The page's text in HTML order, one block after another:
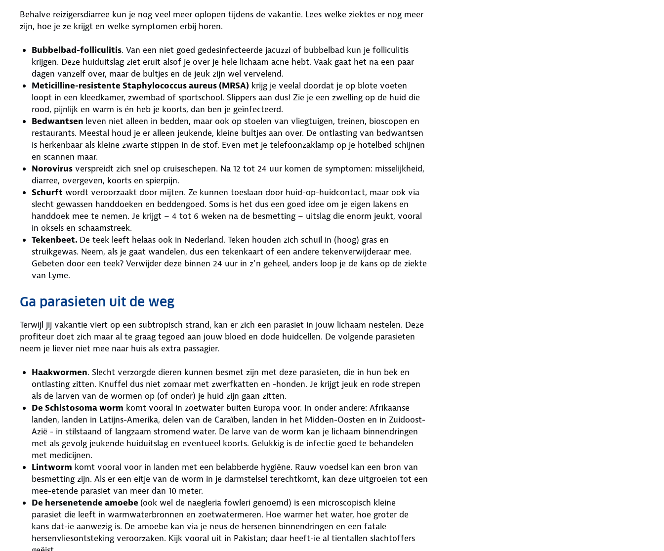
Behalve reizigersdiarree kun je nog veel meer oplopen tijdens de vakantie. Lees welke ziektes er nog meer
zijn, hoe je ze krijgt en welke symptomen erbij horen.
Bubbelbad-folliculitis. Van een niet goed gedesinfecteerde jacuzzi of bubbelbad kun je folliculitis
krijgen. Deze huiduitslag ziet eruit alsof je over je hele lichaam acne hebt. Vaak gaat het na een paar
dagen vanzelf over, maar de bultjes en de jeuk zijn wel vervelend.
Meticilline-resistente Staphylococcus aureus (MRSA) krijg je veelal doordat je op blote voeten
loopt in een kleedkamer, zwembad of sportschool. Slippers aan dus! Zie je een zwelling op de huid die
rood, pijnlijk en warm is én heb je koorts, dan ben je geïnfecteerd.
Bedwantsen leven niet alleen in bedden, maar ook op stoelen van vliegtuigen, treinen, bioscopen en
restaurants. Meestal houd je er alleen jeukende, kleine bultjes aan over. De ontlasting van bedwantsen
is herkenbaar als kleine zwarte stippen in de stof. Even met je telefoonzaklamp op je hotelbed schijnen
en scannen maar.
Norovirus verspreidt zich snel op cruiseschepen. Na 12 tot 24 uur komen de symptomen: misselijkheid,
diarree, overgeven, koorts en spierpijn.
Schurft wordt veroorzaakt door mijten. Ze kunnen toeslaan door huid-op-huidcontact, maar ook via
slecht gewassen handdoeken en beddengoed. Soms is het dus een goed idee om je eigen lakens en
handdoek mee te nemen. Je krijgt – 4 tot 6 weken na de besmetting – uitslag die enorm jeukt, vooral
in oksels en schaamstreek.
Tekenbeet. De teek leeft helaas ook in Nederland. Teken houden zich schuil in (hoog) gras en
struikgewas. Neem, als je gaat wandelen, dus een tekenkaart of een andere tekenverwijderaar mee.
Gebeten door een teek? Verwijder deze binnen 24 uur in z’n geheel, anders loop je de kans op de ziekte
van Lyme.
Ga parasieten uit de weg
Terwijl jij vakantie viert op een subtropisch strand, kan er zich een parasiet in jouw lichaam nestelen. Deze
profiteur doet zich maar al te graag tegoed aan jouw bloed en dode huidcellen. De volgende parasieten
neem je liever niet mee naar huis als extra passagier.
Haakwormen. Slecht verzorgde dieren kunnen besmet zijn met deze parasieten, die in hun bek en
ontlasting zitten. Knuffel dus niet zomaar met zwerfkatten en -honden. Je krijgt jeuk en rode strepen
als de larven van de wormen op (of onder) je huid zijn gaan zitten.
De Schistosoma worm komt vooral in zoetwater buiten Europa voor. In onder andere: Afrikaanse
landen, landen in Latijns-Amerika, delen van de Caraïben, landen in het Midden-Oosten en in Zuidoost-
Azië - in stilstaand of langzaam stromend water. De larve van de worm kan je lichaam binnendringen
met als gevolg jeukende huiduitslag en eventueel koorts. Gelukkig is de infectie goed te behandelen
met medicijnen.
Lintworm komt vooral voor in landen met een belabberde hygiëne. Rauw voedsel kan een bron van
besmetting zijn. Als er een eitje van de worm in je darmstelsel terechtkomt, kan deze uitgroeien tot een
mee-etende parasiet van meer dan 10 meter.
De hersenetende amoebe (ook wel de naegleria fowleri genoemd) is een microscopisch kleine
parasiet die leeft in warmwaterbronnen en zoetwatermeren. Hoe warmer het water, hoe groter de
kans dat-ie aanwezig is. De amoebe kan via je neus de hersenen binnendringen en een fatale
hersenvliesontsteking veroorzaken. Kijk vooral uit in Pakistan; daar heeft-ie al tientallen slachtoffers